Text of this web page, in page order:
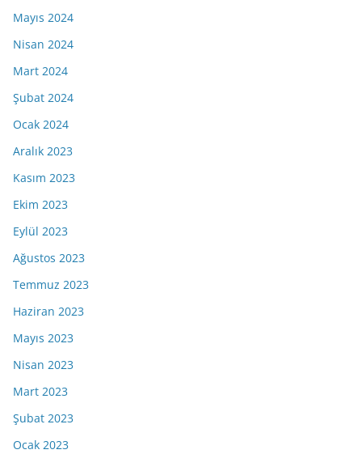
Mayıs 2024
Nisan 2024
Mart 2024
Şubat 2024
Ocak 2024
Aralık 2023
Kasım 2023
Ekim 2023
Eylül 2023
Ağustos 2023
Temmuz 2023
Haziran 2023
Mayıs 2023
Nisan 2023
Mart 2023
Şubat 2023
Ocak 2023